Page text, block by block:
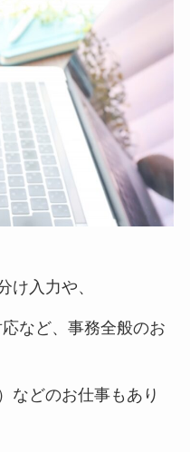
け入力や、
など、事務全般のお
などのお仕事もあり